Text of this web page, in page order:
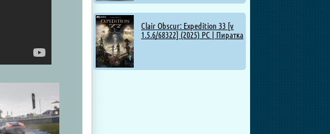
Clair Obscur: Expedition 33 [v
1.5.6/68322] (2025) PC | Пиратка